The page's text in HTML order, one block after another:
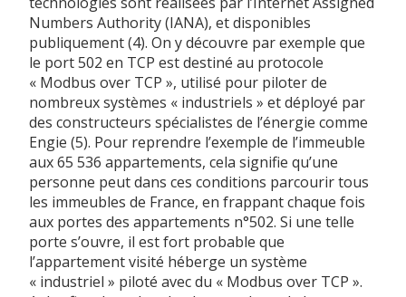
Numbers Authority (IANA), et disponibles
publiquement (4). On y découvre par exemple que
le port 502 en TCP est destiné au protocole
« Modbus over TCP », utilisé pour piloter de
nombreux systèmes « industriels » et déployé par
des constructeurs spécialistes de l’énergie comme
Engie (5). Pour reprendre l’exemple de l’immeuble
aux 65 536 appartements, cela signifie qu’une
personne peut dans ces conditions parcourir tous
les immeubles de France, en frappant chaque fois
aux portes des appartements n°502. Si une telle
porte s’ouvre, il est fort probable que
l’appartement visité héberge un système
« industriel » piloté avec du « Modbus over TCP ».